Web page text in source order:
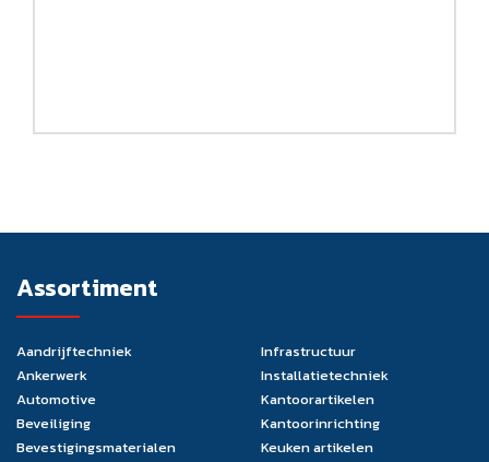
Assortiment
Aandrijftechniek
Ankerwerk
Automotive
Beveiliging
Bevestigingsmaterialen
Infrastructuur
Installatietechniek
Kantoorartikelen
Kantoorinrichting
Keuken artikelen